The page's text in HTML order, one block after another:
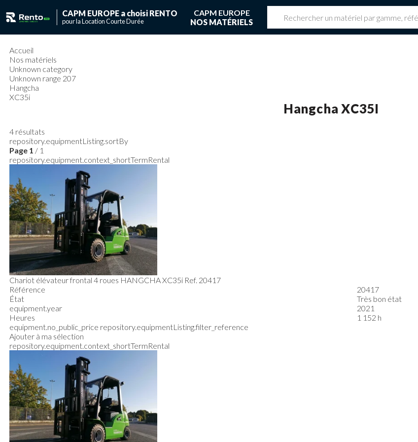
CAPM EUROPE a choisi RENTO
pour la Location Courte Durée
CAPM EUROPE
NOS MATÉRIELS
Accueil
Nos matériels
Unknown category
Unknown range 207
Hangcha
XC35i
Hangcha XC35I
4 résultats
repository.equipmentListing.sortBy
Page 1 / 1
repository.equipment.context_shortTermRental
Chariot élévateur frontal 4 roues HANGCHAXC35i Ref. 20417
Référence
20417
État
Très bon état
equipment.year
2021
Heures
1 152 h
equipment.no_public_price repository.equipmentListing.filter_reference
Ajouter à ma sélection
repository.equipment.context_shortTermRental
Vous avez une réservation en cours